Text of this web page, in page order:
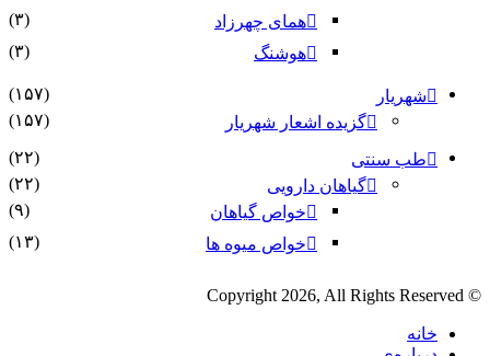
هماى چهرزاد
(۳)
هوشنگ
(۳)
شهریار
(۱۵۷)
گزیده اشعار شهریار
(۱۵۷)
طب سنتی
(۲۲)
گیاهان دارویی
(۲۲)
خواص گیاهان
(۹)
خواص میوه ها
(۱۳)
© Copyright 2026, All Rights Reserved
خانه